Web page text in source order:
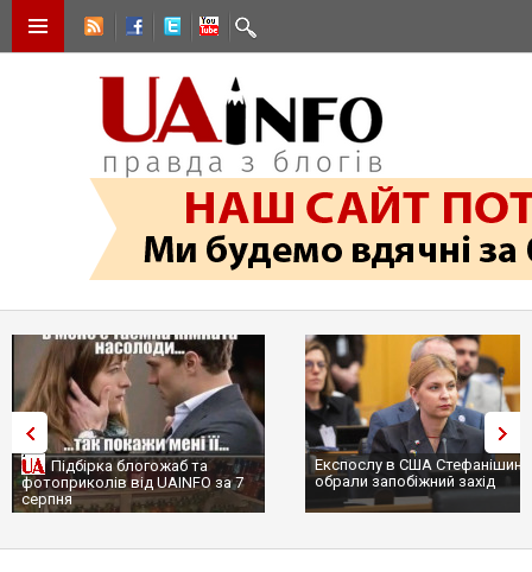
Підбірка блогожаб та
фотоприколів від UAINFO за 7
серпня
Експослу в США
обрали запобіжний захід